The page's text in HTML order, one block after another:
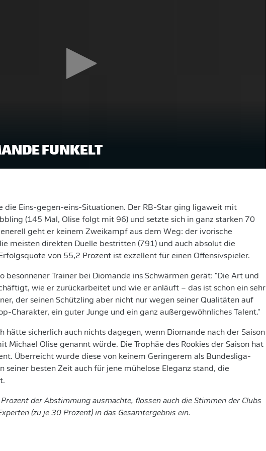
FUNKELT
die Eins-gegen-eins-Situationen. Der RB-Star ging ligaweit mit
(145 Mal, Olise folgt mit 96) und setzte sich in ganz starken 70
geht er keinem Zweikampf aus dem Weg: der ivorische
meisten direkten Duelle bestritten (791) und auch absolut die
von 55,2 Prozent ist exzellent für einen Offensivspieler.
besonnener Trainer bei Diomande ins Schwärmen gerät: "Die Art und
wie er zurückarbeitet und wie er anläuft – das ist schon ein sehr
der seinen Schützling aber nicht nur wegen seiner Qualitäten auf
Charakter, ein guter Junge und ein ganz außergewöhnliches Talent."
hätte sicherlich auch nichts dagegen, wenn Diomande nach der Saison
Olise genannt würde. Die Trophäe des Rookies der Saison hat
Überreicht wurde diese von keinem Geringerem als Bundesliga-
seiner besten Zeit auch für jene mühelose Eleganz stand, die
der Abstimmung ausmachte, flossen auch die Stimmen der Clubs
(zu je 30 Prozent) in das Gesamtergebnis ein.